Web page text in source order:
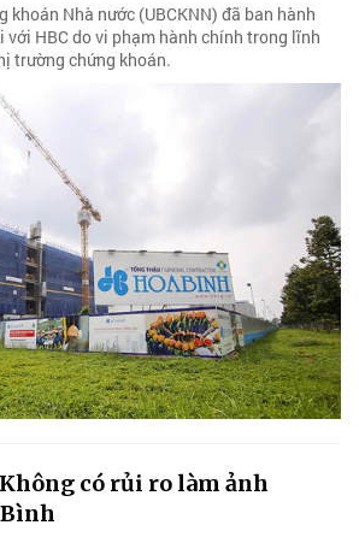
khoán Nhà nước (UBCKNN) đã ban hành
với HBC do vi phạm hành chính trong lĩnh
trường chứng khoán.
có rủi ro làm ảnh